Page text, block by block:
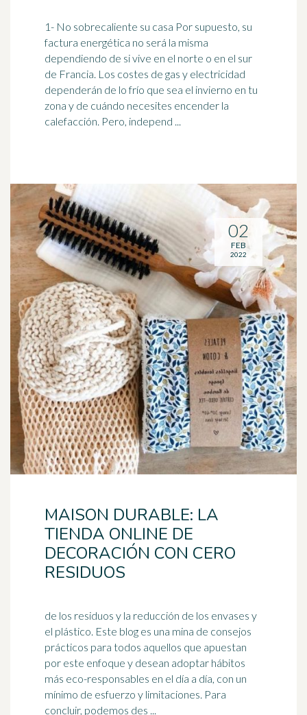
1- No sobrecaliente su casa Por supuesto, su
factura energética no será la misma
dependiendo de si vive en el norte o en el sur
de Francia. Los costes de gas y electricidad
dependerán de lo frío que sea el invierno en tu
zona y de cuándo necesites encender la
calefacción. Pero, independ ...
MAISON DURABLE: LA
TIENDA ONLINE DE
DECORACIÓN CON CERO
RESIDUOS
de los residuos y la reducción de los envases y
el plástico. Este blog es una mina de consejos
prácticos para todos aquellos que apuestan
por este enfoque y desean adoptar hábitos
más eco-responsables en el día a día, con un
mínimo de esfuerzo y limitaciones. Para
concluir, podemos des ...
02
FEB
2022